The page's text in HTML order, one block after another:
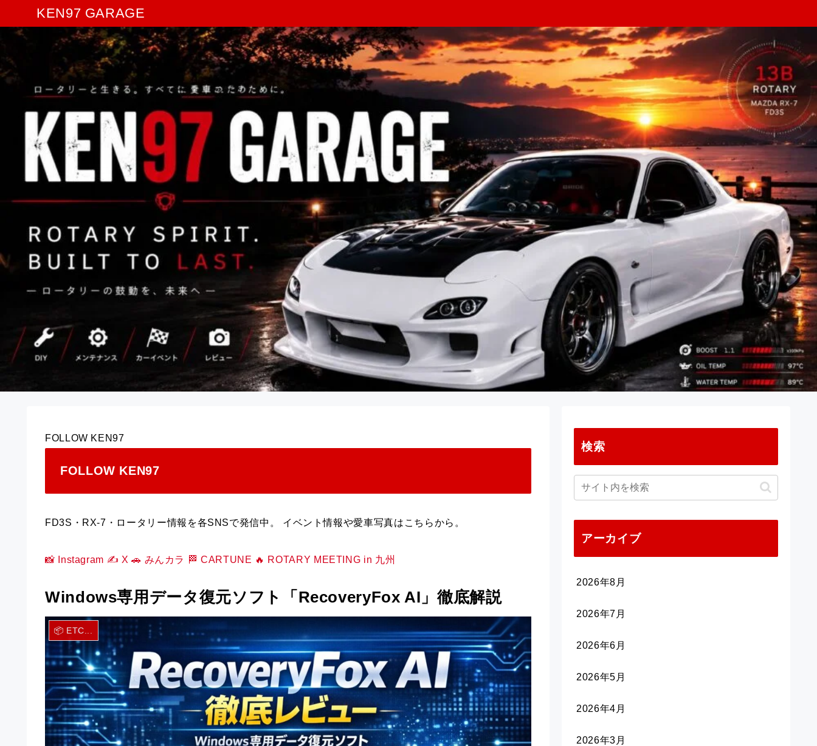
KEN97 GARAGE
FOLLOW KEN97
FOLLOW KEN97
FD3S・RX-7・ロータリー情報を各SNSで発信中。 イベント情報や愛車写真はこちらから。
📸 Instagram ✍️ X🚗 みんカラ 🏁 CARTUNE 🔥 ROTARY MEETING in 九州
Windows専用データ復元ソフト「RecoveryFox AI」徹底解説
📦 ETC...
検索
アーカイブ
2026年8月
2026年7月
2026年6月
2026年5月
2026年4月
2026年3月